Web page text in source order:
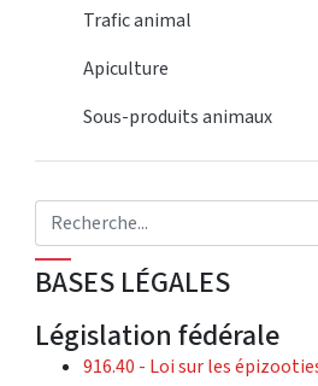
Trafic animal
Apiculture
Sous-produits animaux
BASES LÉGALES
Législation fédérale
916.40 - Loi sur les